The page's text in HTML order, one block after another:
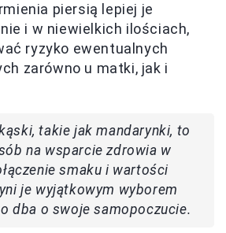
piersią lepiej je
i w niewielkich ilościach,
ryzyko ewentualnych
zarówno u matki, jak i
takie jak mandarynki, to
na wsparcie zdrowia w
smaku i wartości
je wyjątkowym wyborem
dba o swoje samopoczucie.